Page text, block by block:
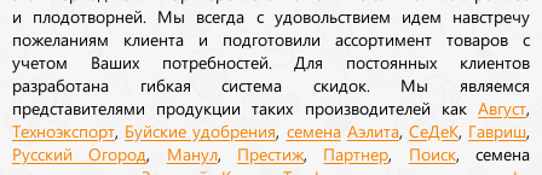
и плодотворней. Мы всегда с удовольствием идем навстречу
пожеланиям клиента и подготовили ассортимент товаров с
учетом Ваших потребностей. Для постоянных клиентов
разработана гибкая система скидок. Мы являемся
представителями продукции таких производителей как Август
Техноэкспорт Буйские удобрения семена Аэлита, СеДеК Гавриш
Русский Огород Манул, Престиж Партнер Поиск, семена